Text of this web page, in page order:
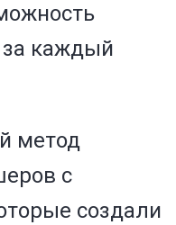
за каждый
метод
с
создали